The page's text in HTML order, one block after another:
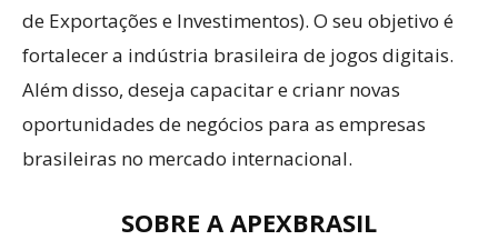
de Exportações e Investimentos). O seu objetivo é
fortalecer a indústria brasileira de jogos digitais.
Além disso, deseja capacitar e crianr novas
oportunidades de negócios para as empresas
brasileiras no mercado internacional.
SOBRE A APEXBRASIL